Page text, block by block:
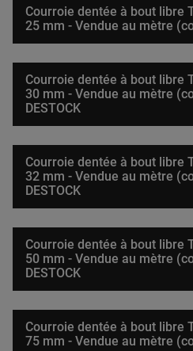
Courroie dentée à bout libre
25 mm - Vendue au mètre
Courroie dentée à bout libre
30 mm - Vendue au mètre
DESTOCK
Courroie dentée à bout libre
32 mm - Vendue au mètre
DESTOCK
Courroie dentée à bout libre
50 mm - Vendue au mètre
DESTOCK
Courroie dentée à bout libre
75 mm - Vendue au mètre